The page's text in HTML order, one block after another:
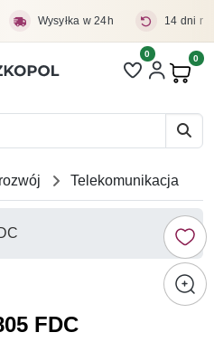
Wysyłka w 24h 14 dni
Liczba pozycji
0 0
Telekomunikacja
FDC